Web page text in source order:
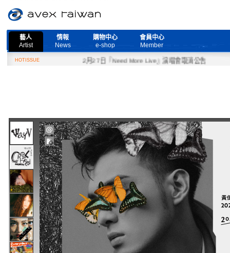
藝人
Artist
情報
News
購物中心
e-shop
會員中心
Member
HOTISSUE 2月27日『Need More Live』演唱會取消公告